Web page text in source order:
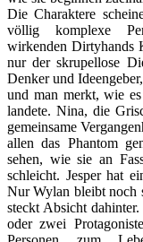
Die Charaktere
völlig komplexe
wirkenden Dirtyhands
nur der skrupellose
Denker und
und man merkt, wie
landete. Nina, die
gemeinsame
allen das Phantom
sehen, wie sie an
schleicht. Jesper hat
Nur Wylan bleibt noch
steckt Absicht
oder zwei